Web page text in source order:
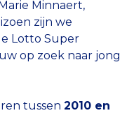
Minnaert,
zijn we
Lotto Super
op zoek naar jong
tussen 2010 en